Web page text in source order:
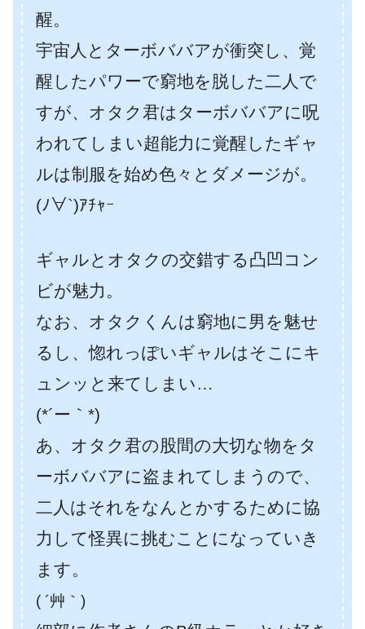
醒。
宇宙人とターボババアが衝突し、覚
醒したパワーで窮地を脱した二人で
すが、オタク君はターボババアに呪
われてしまい超能力に覚醒したギャ
ルは制服を始め色々とダメージが。
(ﾉ∀`)ｱﾁｬｰ
ギャルとオタクの交錯する凸凹コン
ビが魅力。
なお、オタクくんは窮地に男を魅せ
るし、惚れっぽいギャルはそこにキ
ュンッと来てしまい…
(*´ー｀*)
あ、オタク君の股間の大切な物をタ
ーボババアに盗まれてしまうので、
二人はそれをなんとかするために協
力して怪異に挑むことになっていき
ます。
( ´艸｀)